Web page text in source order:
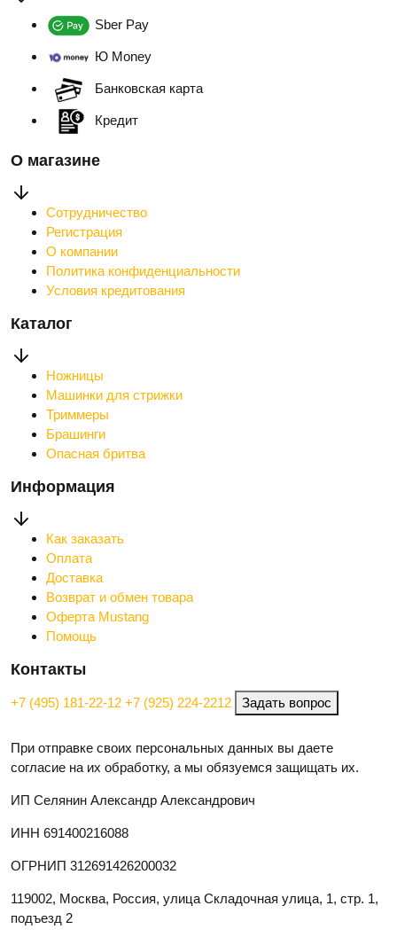
Sber Pay
Ю Money
Банковская карта
Кредит
О магазине
Сотрудничество
Регистрация
О компании
Политика конфиденциальности
Условия кредитования
Каталог
Ножницы
Машинки для стрижки
Триммеры
Брашинги
Опасная бритва
Информация
Как заказать
Оплата
Доставка
Возврат и обмен товара
Оферта Mustang
Помощь
Контакты
+7 (495) 181-22-12 +7 (925) 224-2212 Задать вопрос
При отправке своих персональных данных вы даете
согласие на их обработку, а мы обязуемся защищать их.
ИП Селянин Александр Александрович
ИНН 691400216088
ОГРНИП 312691426200032
119002, Москва, Россия, улица Складочная улица, 1, стр. 1,
подъезд 2